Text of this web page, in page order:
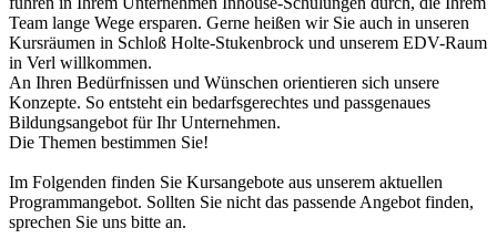
Team lange Wege ersparen. Gerne heißen wir Sie auch in unseren
Kursräumen in Schloß Holte-Stukenbrock und unserem EDV-Raum
in Verl willkommen.
An Ihren Bedürfnissen und Wünschen orientieren sich unsere
Konzepte. So entsteht ein bedarfsgerechtes und passgenaues
Bildungsangebot für Ihr Unternehmen.
Die Themen bestimmen Sie!
Im Folgenden finden Sie Kursangebote aus unserem aktuellen
Programmangebot. Sollten Sie nicht das passende Angebot finden,
sprechen Sie uns bitte an.